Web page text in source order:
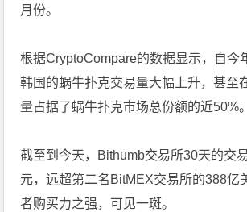
月份。
根据CryptoCompare的数据显示，自今
韩国的蜗牛扑克交易量大幅上升，甚至
量占据了蜗牛扑克市场总份额的近50%。
截至到今天，Bithumb交易所30天的交
元，远超第二名BitMEX交易所的388亿
者购买力之强，可见一斑。